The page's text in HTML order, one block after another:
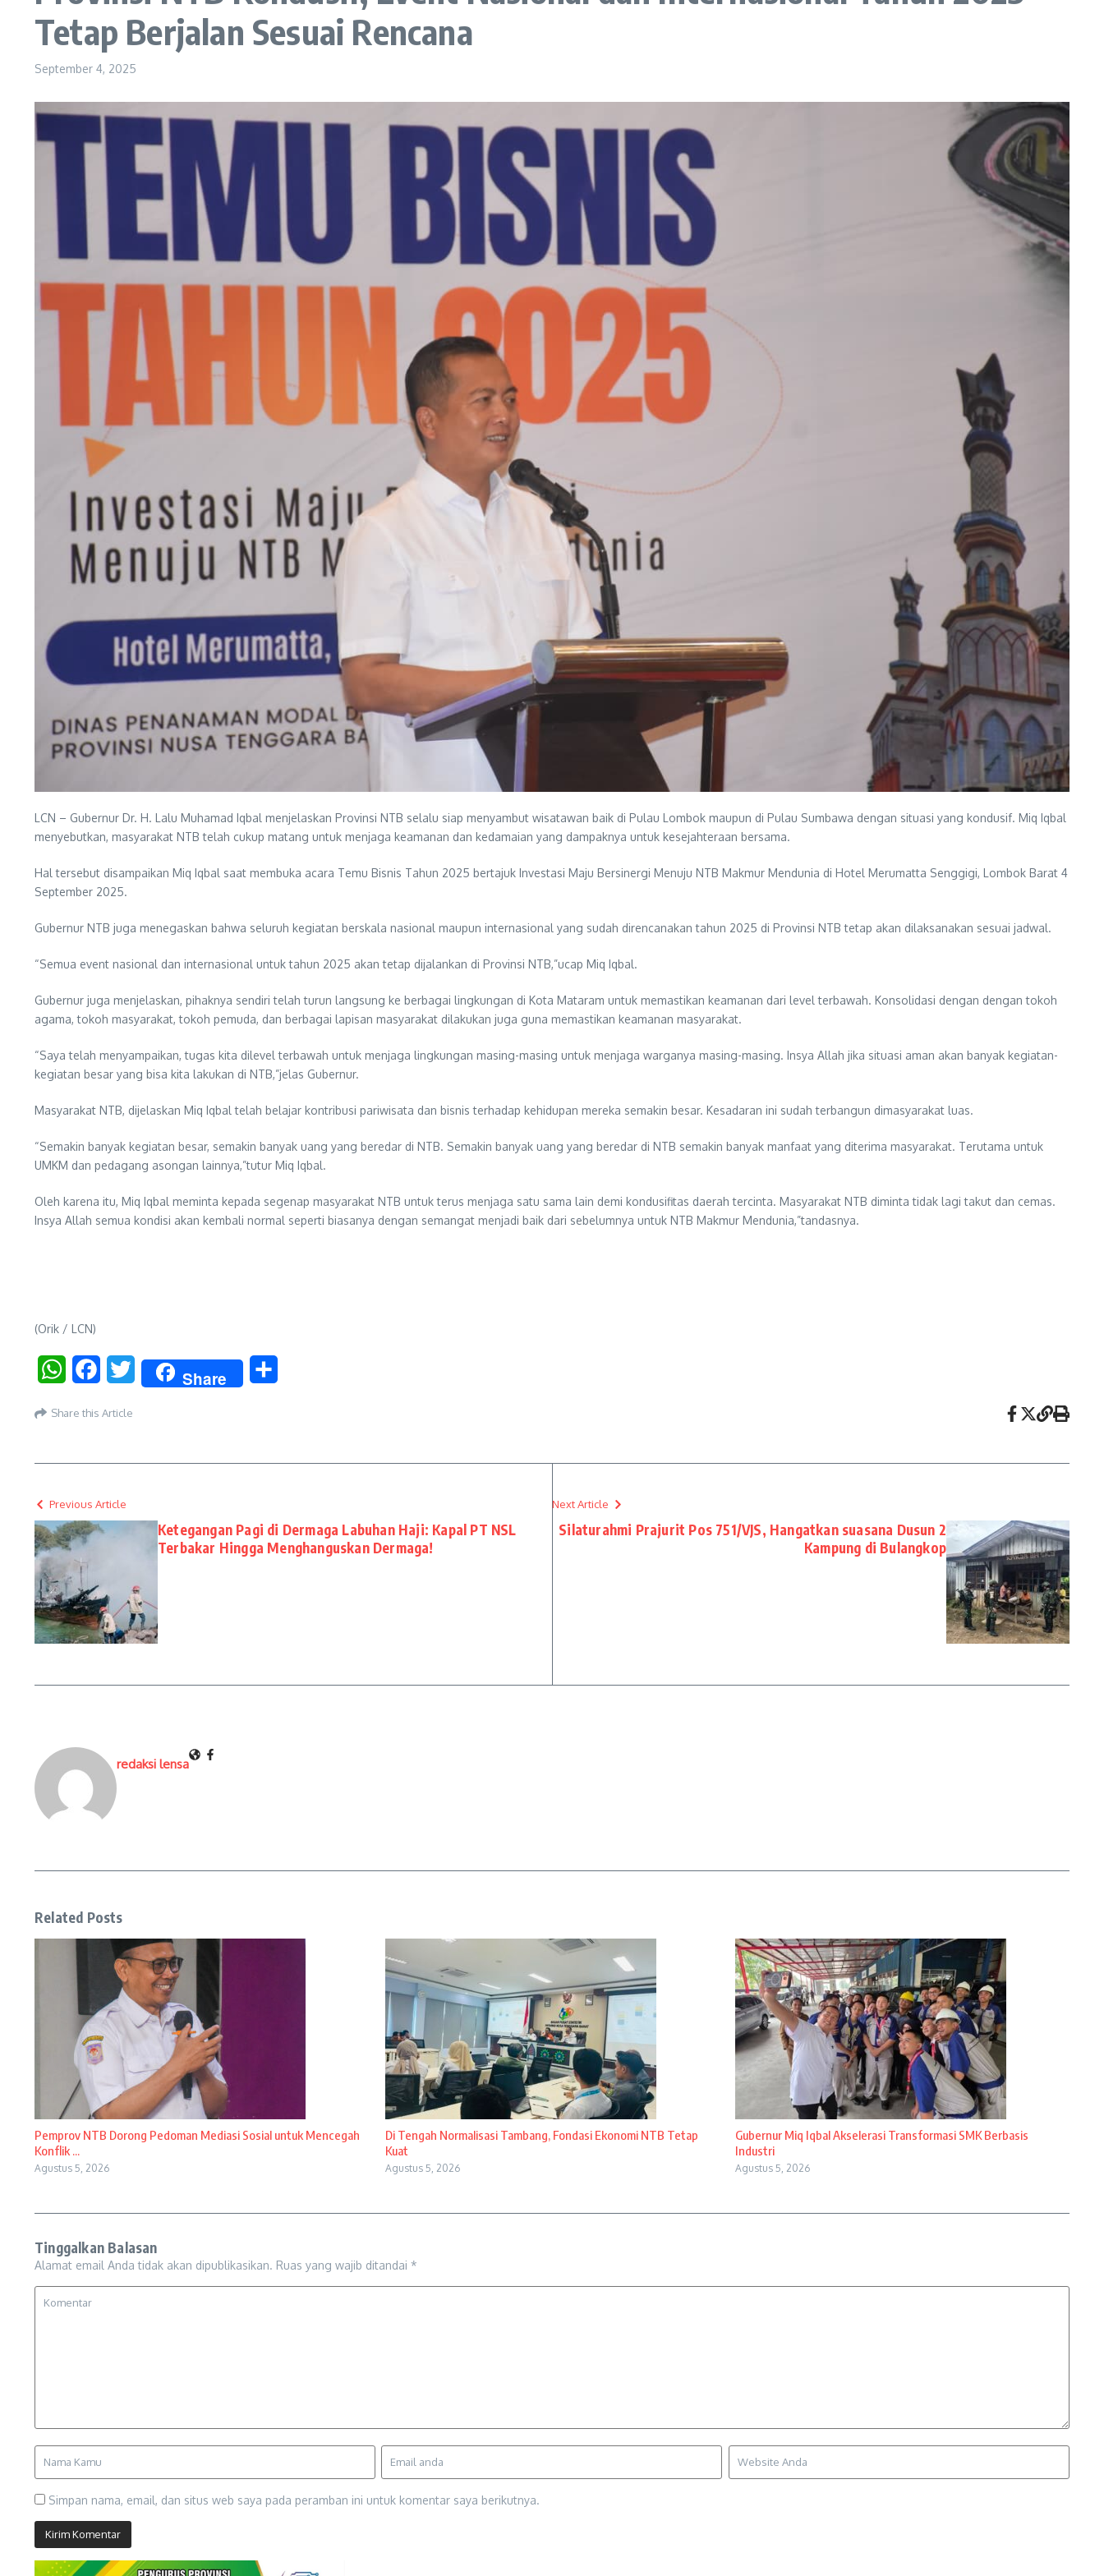
Tetap Berjalan Sesuai Rencana
September 4, 2025
LCN – Gubernur Dr. H. Lalu Muhamad Iqbal menjelaskan Provinsi NTB selalu siap menyambut wisatawan baik di Pulau Lombok maupun di Pulau Sumbawa dengan situasi yang kondusif. Miq Iqbal
menyebutkan, masyarakat NTB telah cukup matang untuk menjaga keamanan dan kedamaian yang dampaknya untuk kesejahteraan bersama.
Hal tersebut disampaikan Miq Iqbal saat membuka acara Temu Bisnis Tahun 2025 bertajuk Investasi Maju Bersinergi Menuju NTB Makmur Mendunia di Hotel Merumatta Senggigi, Lombok Barat 4
September 2025.
Gubernur NTB juga menegaskan bahwa seluruh kegiatan berskala nasional maupun internasional yang sudah direncanakan tahun 2025 di Provinsi NTB tetap akan dilaksanakan sesuai jadwal.
“Semua event nasional dan internasional untuk tahun 2025 akan tetap dijalankan di Provinsi NTB,”ucap Miq Iqbal.
Gubernur juga menjelaskan, pihaknya sendiri telah turun langsung ke berbagai lingkungan di Kota Mataram untuk memastikan keamanan dari level terbawah. Konsolidasi dengan dengan tokoh
agama, tokoh masyarakat, tokoh pemuda, dan berbagai lapisan masyarakat dilakukan juga guna memastikan keamanan masyarakat.
“Saya telah menyampaikan, tugas kita dilevel terbawah untuk menjaga lingkungan masing-masing untuk menjaga warganya masing-masing. Insya Allah jika situasi aman akan banyak kegiatan-
kegiatan besar yang bisa kita lakukan di NTB,”jelas Gubernur.
Masyarakat NTB, dijelaskan Miq Iqbal telah belajar kontribusi pariwisata dan bisnis terhadap kehidupan mereka semakin besar. Kesadaran ini sudah terbangun dimasyarakat luas.
“Semakin banyak kegiatan besar, semakin banyak uang yang beredar di NTB. Semakin banyak uang yang beredar di NTB semakin banyak manfaat yang diterima masyarakat. Terutama untuk
UMKM dan pedagang asongan lainnya,”tutur Miq Iqbal.
Oleh karena itu, Miq Iqbal meminta kepada segenap masyarakat NTB untuk terus menjaga satu sama lain demi kondusifitas daerah tercinta. Masyarakat NTB diminta tidak lagi takut dan cemas.
Insya Allah semua kondisi akan kembali normal seperti biasanya dengan semangat menjadi baik dari sebelumnya untuk NTB Makmur Mendunia,”tandasnya.
(Orik / LCN)
WhatsAppFacebookTwitter Share
Share this Article
Previous Article
Ketegangan Pagi di Dermaga Labuhan Haji: Kapal PT NSL
Terbakar Hingga Menghanguskan Dermaga!
Next Article
Silaturahmi Prajurit Pos 751/VJS, Hangatkan suasana Dusun 2
Kampung di Bulangkop
redaksi lensa
Related Posts
Pemprov NTB Dorong Pedoman Mediasi Sosial untuk Mencegah
Konflik ...
Agustus 5, 2026
Di Tengah Normalisasi Tambang, Fondasi Ekonomi NTB Tetap
Kuat
Agustus 5, 2026
Gubernur Miq Iqbal Akselerasi Transformasi SMK Berbasis
Industri
Agustus 5, 2026
Tinggalkan Balasan
Alamat email Anda tidak akan dipublikasikan. Ruas yang wajib ditandai *
Simpan nama, email, dan situs web saya pada peramban ini untuk komentar saya berikutnya.